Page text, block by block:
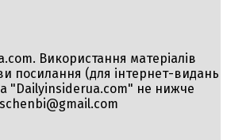
Використання матеріалів
посилання (для інтернет-видань
"Dailyinsiderua.com" не нижче